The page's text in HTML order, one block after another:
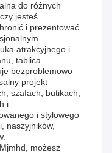
do różnych
jesteś
i prezentować
atrakcyjnego i
tablica
bezproblemowo
projekt
szafach, butikach,
i
i stylowego
naszyjników,
możesz